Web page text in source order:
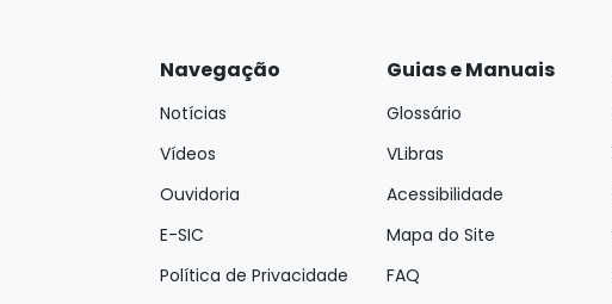
Navegação
Notícias
Vídeos
Ouvidoria
E-SIC
Política de Privacidade
Guias e Manuais
Glossário
VLibras
Acessibilidade
Mapa do Site
FAQ